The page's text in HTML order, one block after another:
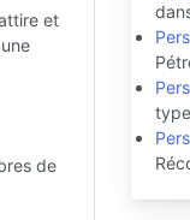
et
de